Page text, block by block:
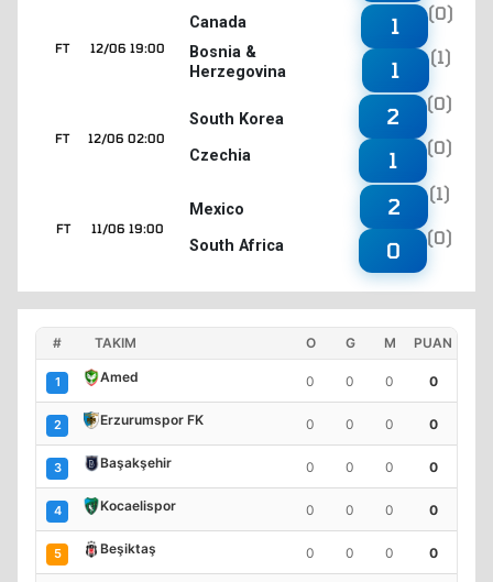
12/06 19:00
FT
Canada
Bosnia &
Herzegovina
1
(0)
1
(1)
12/06 02:00
FT
South Korea
Czechia
2
(0)
1
(0)
11/06 19:00
FT
Mexico
South Africa
2
(1)
0
(0)
# TAKIM O G M PUAN
1 Amed 0 0 0 0
2 Erzurumspor FK 0 0 0 0
3 Başakşehir 0 0 0 0
4 Kocaelispor 0 0 0 0
5 Beşiktaş 0 0 0 0